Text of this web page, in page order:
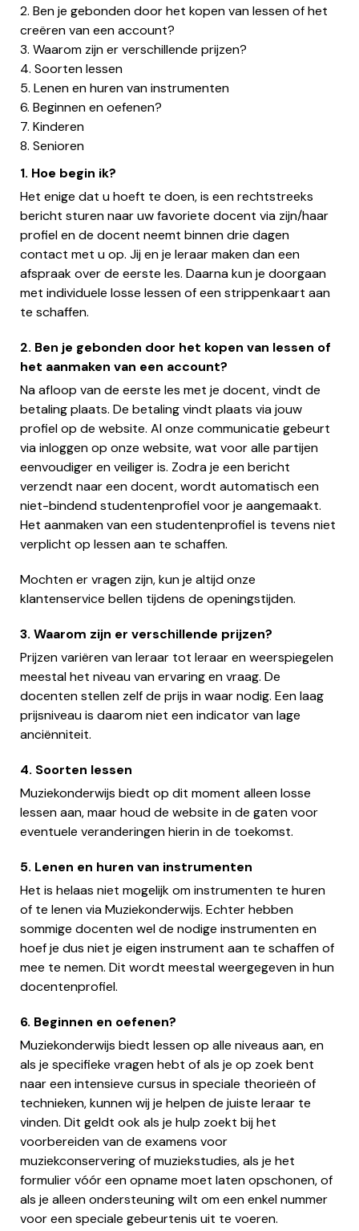
2. Ben je gebonden door het kopen van lessen of het
creëren van een account?
3. Waarom zijn er verschillende prijzen?
4. Soorten lessen
5. Lenen en huren van instrumenten
6. Beginnen en oefenen?
7. Kinderen
8. Senioren
1. Hoe begin ik?
Het enige dat u hoeft te doen, is een rechtstreeks
bericht sturen naar uw favoriete docent via zijn/haar
profiel en de docent neemt binnen drie dagen
contact met u op. Jij en je leraar maken dan een
afspraak over de eerste les. Daarna kun je doorgaan
met individuele losse lessen of een strippenkaart aan
te schaffen.
2. Ben je gebonden door het kopen van lessen of
het aanmaken van een account?
Na afloop van de eerste les met je docent, vindt de
betaling plaats. De betaling vindt plaats via jouw
profiel op de website. Al onze communicatie gebeurt
via inloggen op onze website, wat voor alle partijen
eenvoudiger en veiliger is. Zodra je een bericht
verzendt naar een docent, wordt automatisch een
niet-bindend studentenprofiel voor je aangemaakt.
Het aanmaken van een studentenprofiel is tevens niet
verplicht op lessen aan te schaffen.
Mochten er vragen zijn, kun je altijd onze
klantenservice bellen tijdens de openingstijden.
3. Waarom zijn er verschillende prijzen?
Prijzen variëren van leraar tot leraar en weerspiegelen
meestal het niveau van ervaring en vraag. De
docenten stellen zelf de prijs in waar nodig. Een laag
prijsniveau is daarom niet een indicator van lage
anciënniteit.
4. Soorten lessen
Muziekonderwijs biedt op dit moment alleen losse
lessen aan, maar houd de website in de gaten voor
eventuele veranderingen hierin in de toekomst.
5. Lenen en huren van instrumenten
Het is helaas niet mogelijk om instrumenten te huren
of te lenen via Muziekonderwijs. Echter hebben
sommige docenten wel de nodige instrumenten en
hoef je dus niet je eigen instrument aan te schaffen of
mee te nemen. Dit wordt meestal weergegeven in hun
docentenprofiel.
6. Beginnen en oefenen?
Muziekonderwijs biedt lessen op alle niveaus aan, en
als je specifieke vragen hebt of als je op zoek bent
naar een intensieve cursus in speciale theorieën of
technieken, kunnen wij je helpen de juiste leraar te
vinden. Dit geldt ook als je hulp zoekt bij het
voorbereiden van de examens voor
muziekconservering of muziekstudies, als je het
formulier vóór een opname moet laten opschonen, of
als je alleen ondersteuning wilt om een enkel nummer
voor een speciale gebeurtenis uit te voeren.